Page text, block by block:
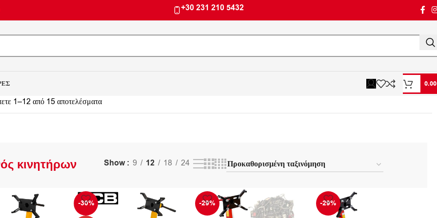
+30 231 210 5432
1–12 από 15 αποτελέσματα
κινητήρων Show 9 12 18 24
-30% -29% -29%